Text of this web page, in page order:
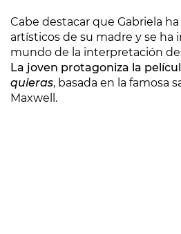
Cabe destacar que Gabriela
artísticos de su madre y se ha
mundo de la interpretación
La joven protagoniza la
quieras, basada en la famosa
Maxwell.